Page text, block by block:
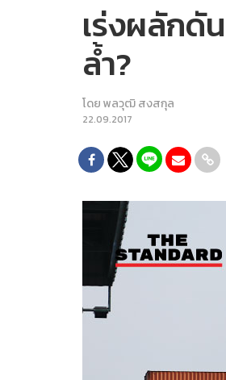
เร่งผลักดั
ล้ำ?
โดยพลวุฒิ สงสกุล
22.09.2017